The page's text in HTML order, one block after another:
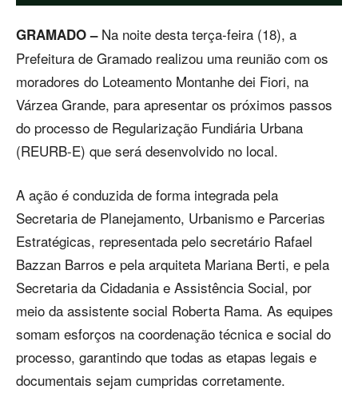
GRAMADO –Na noite desta terça-feira (18), a
Prefeitura de Gramado realizou uma reunião com os
moradores do Loteamento Montanhe dei Fiori, na
Várzea Grande, para apresentar os próximos passos
do processo de Regularização Fundiária Urbana
(REURB-E) que será desenvolvido no local.
A ação é conduzida de forma integrada pela
Secretaria de Planejamento, Urbanismo e Parcerias
Estratégicas, representada pelo secretário Rafael
Bazzan Barros e pela arquiteta Mariana Berti, e pela
Secretaria da Cidadania e Assistência Social, por
meio da assistente social Roberta Rama. As equipes
somam esforços na coordenação técnica e social do
processo, garantindo que todas as etapas legais e
documentais sejam cumpridas corretamente.